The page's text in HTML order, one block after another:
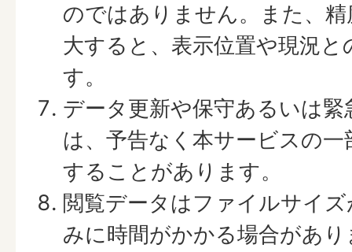
のではありません。また、
大すると、表示位置や現況
す。
データ更新や保守あるいは
は、予告なく本サービスの
することがあります。
閲覧データはファイルサイ
みに時間がかかる場合があり